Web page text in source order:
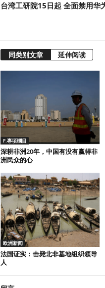
台湾工研院15日起 全面禁用华
同类别文章 延伸阅读
F.專項欄目
深耕非洲20年，中国有没有赢得非
洲民众的心
欧洲新闻
法国证实：击毙北非基地组织领导
人